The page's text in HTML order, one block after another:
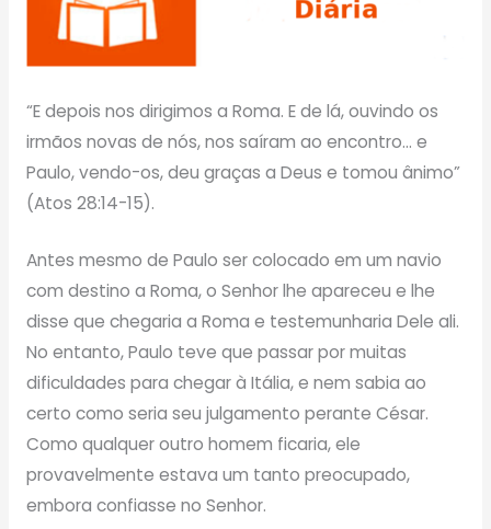
“E depois nos dirigimos a Roma. E de lá, ouvindo os
irmãos novas de nós, nos saíram ao encontro… e
Paulo, vendo-os, deu graças a Deus e tomou ânimo”
(Atos 28:14-15).
Antes mesmo de Paulo ser colocado em um navio
com destino a Roma, o Senhor lhe apareceu e lhe
disse que chegaria a Roma e testemunharia Dele ali.
No entanto, Paulo teve que passar por muitas
dificuldades para chegar à Itália, e nem sabia ao
certo como seria seu julgamento perante César.
Como qualquer outro homem ficaria, ele
provavelmente estava um tanto preocupado,
embora confiasse no Senhor.